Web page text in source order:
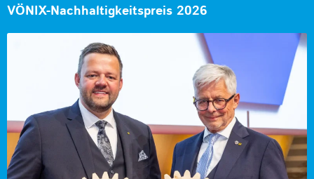
VÖNIX-Nachhaltigkeitspreis 2026